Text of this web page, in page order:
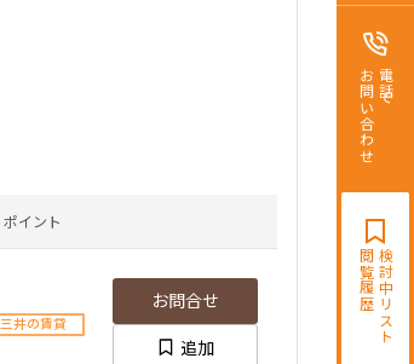
電話で
お問い合わせ
検討中リスト
閲覧履歴
ポイント
三井の賃貸
お問合せ
追加